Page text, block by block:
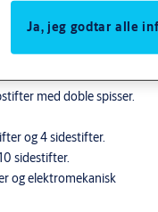
med doble spisser.
og 4 sidestifter.
sidestifter.
og elektromekanisk
Ja, jeg godtar alle